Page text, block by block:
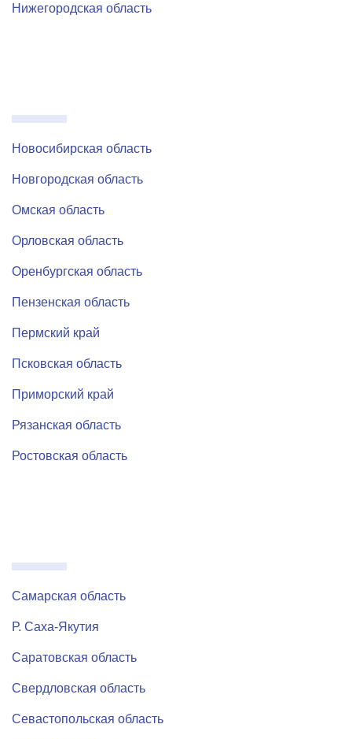
Нижегородская область
Новосибирская область
Новгородская область
Омская область
Орловская область
Оренбургская область
Пензенская область
Пермский край
Псковская область
Приморский край
Рязанская область
Ростовская область
Самарская область
Р. Саха-Якутия
Саратовская область
Свердловская область
Севастопольская область